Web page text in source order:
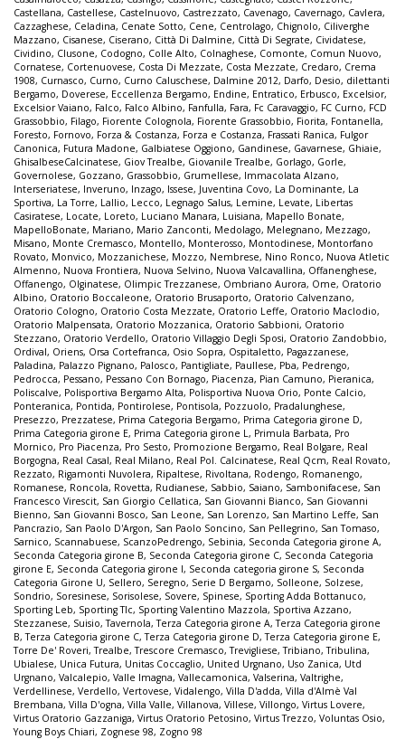
Castellana, Castellese, Castelnuovo, Castrezzato, Cavenago, Cavernago, Cavlera,
Cazzaghese, Celadina, Cenate Sotto, Cene, Centrolago, Chignolo, Ciliverghe
Mazzano, Cisanese, Ciserano, Città Di Dalmine, Città Di Segrate, Cividatese,
Cividino, Clusone, Codogno, Colle Alto, Colnaghese, Comonte, Comun Nuovo,
Cornatese, Cortenuovese, Costa Di Mezzate, Costa Mezzate, Credaro, Crema
1908, Curnasco, Curno, Curno Caluschese, Dalmine 2012, Darfo, Desio, dilettanti
Bergamo, Doverese, Eccellenza Bergamo, Endine, Entratico, Erbusco, Excelsior,
Excelsior Vaiano, Falco, Falco Albino, Fanfulla, Fara, Fc Caravaggio, FC Curno, FCD
Grassobbio, Filago, Fiorente Colognola, Fiorente Grassobbio, Fiorita, Fontanella,
Foresto, Fornovo, Forza & Costanza, Forza e Costanza, Frassati Ranica, Fulgor
Canonica, Futura Madone, Galbiatese Oggiono, Gandinese, Gavarnese, Ghiaie,
GhisalbeseCalcinatese, Giov Trealbe, Giovanile Trealbe, Gorlago, Gorle,
Governolese, Gozzano, Grassobbio, Grumellese, Immacolata Alzano,
Interseriatese, Inveruno, Inzago, Issese, Juventina Covo, La Dominante, La
Sportiva, La Torre, Lallio, Lecco, Legnago Salus, Lemine, Levate, Libertas
Casiratese, Locate, Loreto, Luciano Manara, Luisiana, Mapello Bonate,
MapelloBonate, Mariano, Mario Zanconti, Medolago, Melegnano, Mezzago,
Misano, Monte Cremasco, Montello, Monterosso, Montodinese, Montorfano
Rovato, Monvico, Mozzanichese, Mozzo, Nembrese, Nino Ronco, Nuova Atletic
Almenno, Nuova Frontiera, Nuova Selvino, Nuova Valcavallina, Offanenghese,
Offanengo, Olginatese, Olimpic Trezzanese, Ombriano Aurora, Ome, Oratorio
Albino, Oratorio Boccaleone, Oratorio Brusaporto, Oratorio Calvenzano,
Oratorio Cologno, Oratorio Costa Mezzate, Oratorio Leffe, Oratorio Maclodio,
Oratorio Malpensata, Oratorio Mozzanica, Oratorio Sabbioni, Oratorio
Stezzano, Oratorio Verdello, Oratorio Villaggio Degli Sposi, Oratorio Zandobbio,
Ordival, Oriens, Orsa Cortefranca, Osio Sopra, Ospitaletto, Pagazzanese,
Paladina, Palazzo Pignano, Palosco, Pantigliate, Paullese, Pba, Pedrengo,
Pedrocca, Pessano, Pessano Con Bornago, Piacenza, Pian Camuno, Pieranica,
Poliscalve, Polisportiva Bergamo Alta, Polisportiva Nuova Orio, Ponte Calcio,
Ponteranica, Pontida, Pontirolese, Pontisola, Pozzuolo, Pradalunghese,
Presezzo, Prezzatese, Prima Categoria Bergamo, Prima Categoria girone D,
Prima Categoria girone E, Prima Categoria girone L , Primula Barbata, Pro
Mornico, Pro Piacenza, Pro Sesto, Promozione Bergamo, Real Bolgare, Real
Borgogna, Real Casal, Real Milano, Real Pol. Calcinatese, Real Qcm, Real Rovato,
Rezzato, Rigamonti Nuvolera, Ripaltese, Rivoltana, Rodengo, Romanengo,
Romanese, Roncola, Rovetta, Rudianese, Sabbio, Saiano, Sambonifacese, San
Francesco Virescit, San Giorgio Cellatica, San Giovanni Bianco, San Giovanni
Bienno, San Giovanni Bosco, San Leone, San Lorenzo, San Martino Leffe, San
Pancrazio, San Paolo D'Argon, San Paolo Soncino, San Pellegrino, San Tomaso,
Sarnico, Scannabuese, ScanzoPedrengo, Sebinia, Seconda Categoria girone A,
Seconda Categoria girone B, Seconda Categoria girone C, Seconda Categoria
girone E, Seconda Categoria girone I, Seconda categoria girone S, Seconda
Categoria Girone U, Sellero, Seregno, Serie D Bergamo, Solleone, Solzese,
Sondrio, Soresinese, Sorisolese, Sovere, Spinese, Sporting Adda Bottanuco,
Sporting Leb, Sporting Tlc, Sporting Valentino Mazzola, Sportiva Azzano,
Stezzanese, Suisio,Tavernola,Terza Categoria girone A,Terza Categoria girone
B,Terza Categoria girone C,Terza Categoria girone D,Terza Categoria girone E,
Torre De' Roveri,Trealbe,Trescore Cremasco,Trevigliese,Tribiano,Tribulina,
Ubialese, Unica Futura, Unitas Coccaglio, United Urgnano, Uso Zanica, Utd
Urgnano, Valcalepio, Valle Imagna, Vallecamonica, Valserina, Valtrighe,
Verdellinese, Verdello, Vertovese, Vidalengo, Villa D'adda, Villa d'Almè Val
Brembana, Villa D'ogna, Villa Valle, Villanova, Villese, Villongo, Virtus Lovere,
Virtus Oratorio Gazzaniga, Virtus Oratorio Petosino, Virtus Trezzo, Voluntas Osio,
Young Boys Chiari, Zognese 98, Zogno 98